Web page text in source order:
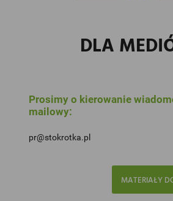
DLA
Prosimy o kierowanie
mailowy:
pr@stokrotka.pl
MATERIAŁY